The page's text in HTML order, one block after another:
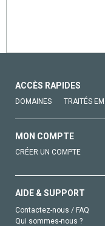
ACCÈS RAPIDES
DOMAINES TRAITÉS
MON COMPTE
CRÉER UN COMPTE
AIDE & SUPPORT
Contactez-nous / FAQ
Qui sommes-nous ?